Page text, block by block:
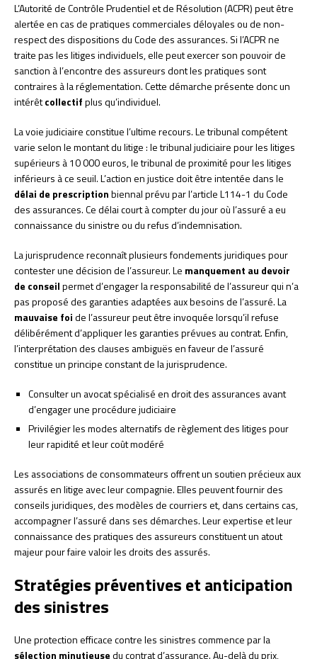
L’Autorité de Contrôle Prudentiel et de Résolution (ACPR) peut être
alertée en cas de pratiques commerciales déloyales ou de non-
respect des dispositions du Code des assurances. Si l’ACPR ne
traite pas les litiges individuels, elle peut exercer son pouvoir de
sanction à l’encontre des assureurs dont les pratiques sont
contraires à la réglementation. Cette démarche présente donc un
intérêtcollectifplus qu’individuel.
La voie judiciaire constitue l’ultime recours. Le tribunal compétent
varie selon le montant du litige : le tribunal judiciaire pour les litiges
supérieurs à 10 000 euros, le tribunal de proximité pour les litiges
inférieurs à ce seuil. L’action en justice doit être intentée dans le
délai de prescriptionbiennal prévu par l’article L114-1 du Code
des assurances. Ce délai court à compter du jour où l’assuré a eu
connaissance du sinistre ou du refus d’indemnisation.
La jurisprudence reconnaît plusieurs fondements juridiques pour
contester une décision de l’assureur. Le manquement au devoir
de conseilpermet d’engager la responsabilité de l’assureur qui n’a
pas proposé des garanties adaptées aux besoins de l’assuré. La
mauvaise foide l’assureur peut être invoquée lorsqu’il refuse
délibérément d’appliquer les garanties prévues au contrat. Enfin,
l’interprétation des clauses ambiguës en faveur de l’assuré
constitue un principe constant de la jurisprudence.
Consulter un avocat spécialisé en droit des assurances avant
d’engager une procédure judiciaire
Privilégier les modes alternatifs de règlement des litiges pour
leur rapidité et leur coût modéré
Les associations de consommateurs offrent un soutien précieux aux
assurés en litige avec leur compagnie. Elles peuvent fournir des
conseils juridiques, des modèles de courriers et, dans certains cas,
accompagner l’assuré dans ses démarches. Leur expertise et leur
connaissance des pratiques des assureurs constituent un atout
majeur pour faire valoir les droits des assurés.
Stratégies préventives et anticipation
des sinistres
Une protection efficace contre les sinistres commence par la
sélection minutieusedu contrat d’assurance. Au-delà du prix,